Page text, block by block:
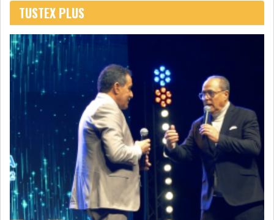
DISTRIBUTION
COMPOSANTS
CHIMIE
DISTRIBUTION
AUTOMOBILE
IMMOBILIER
HOLDING INDUSTRIEL
AGRO-ALIMENTAIRE DIVERS
TUSTEX PLUS